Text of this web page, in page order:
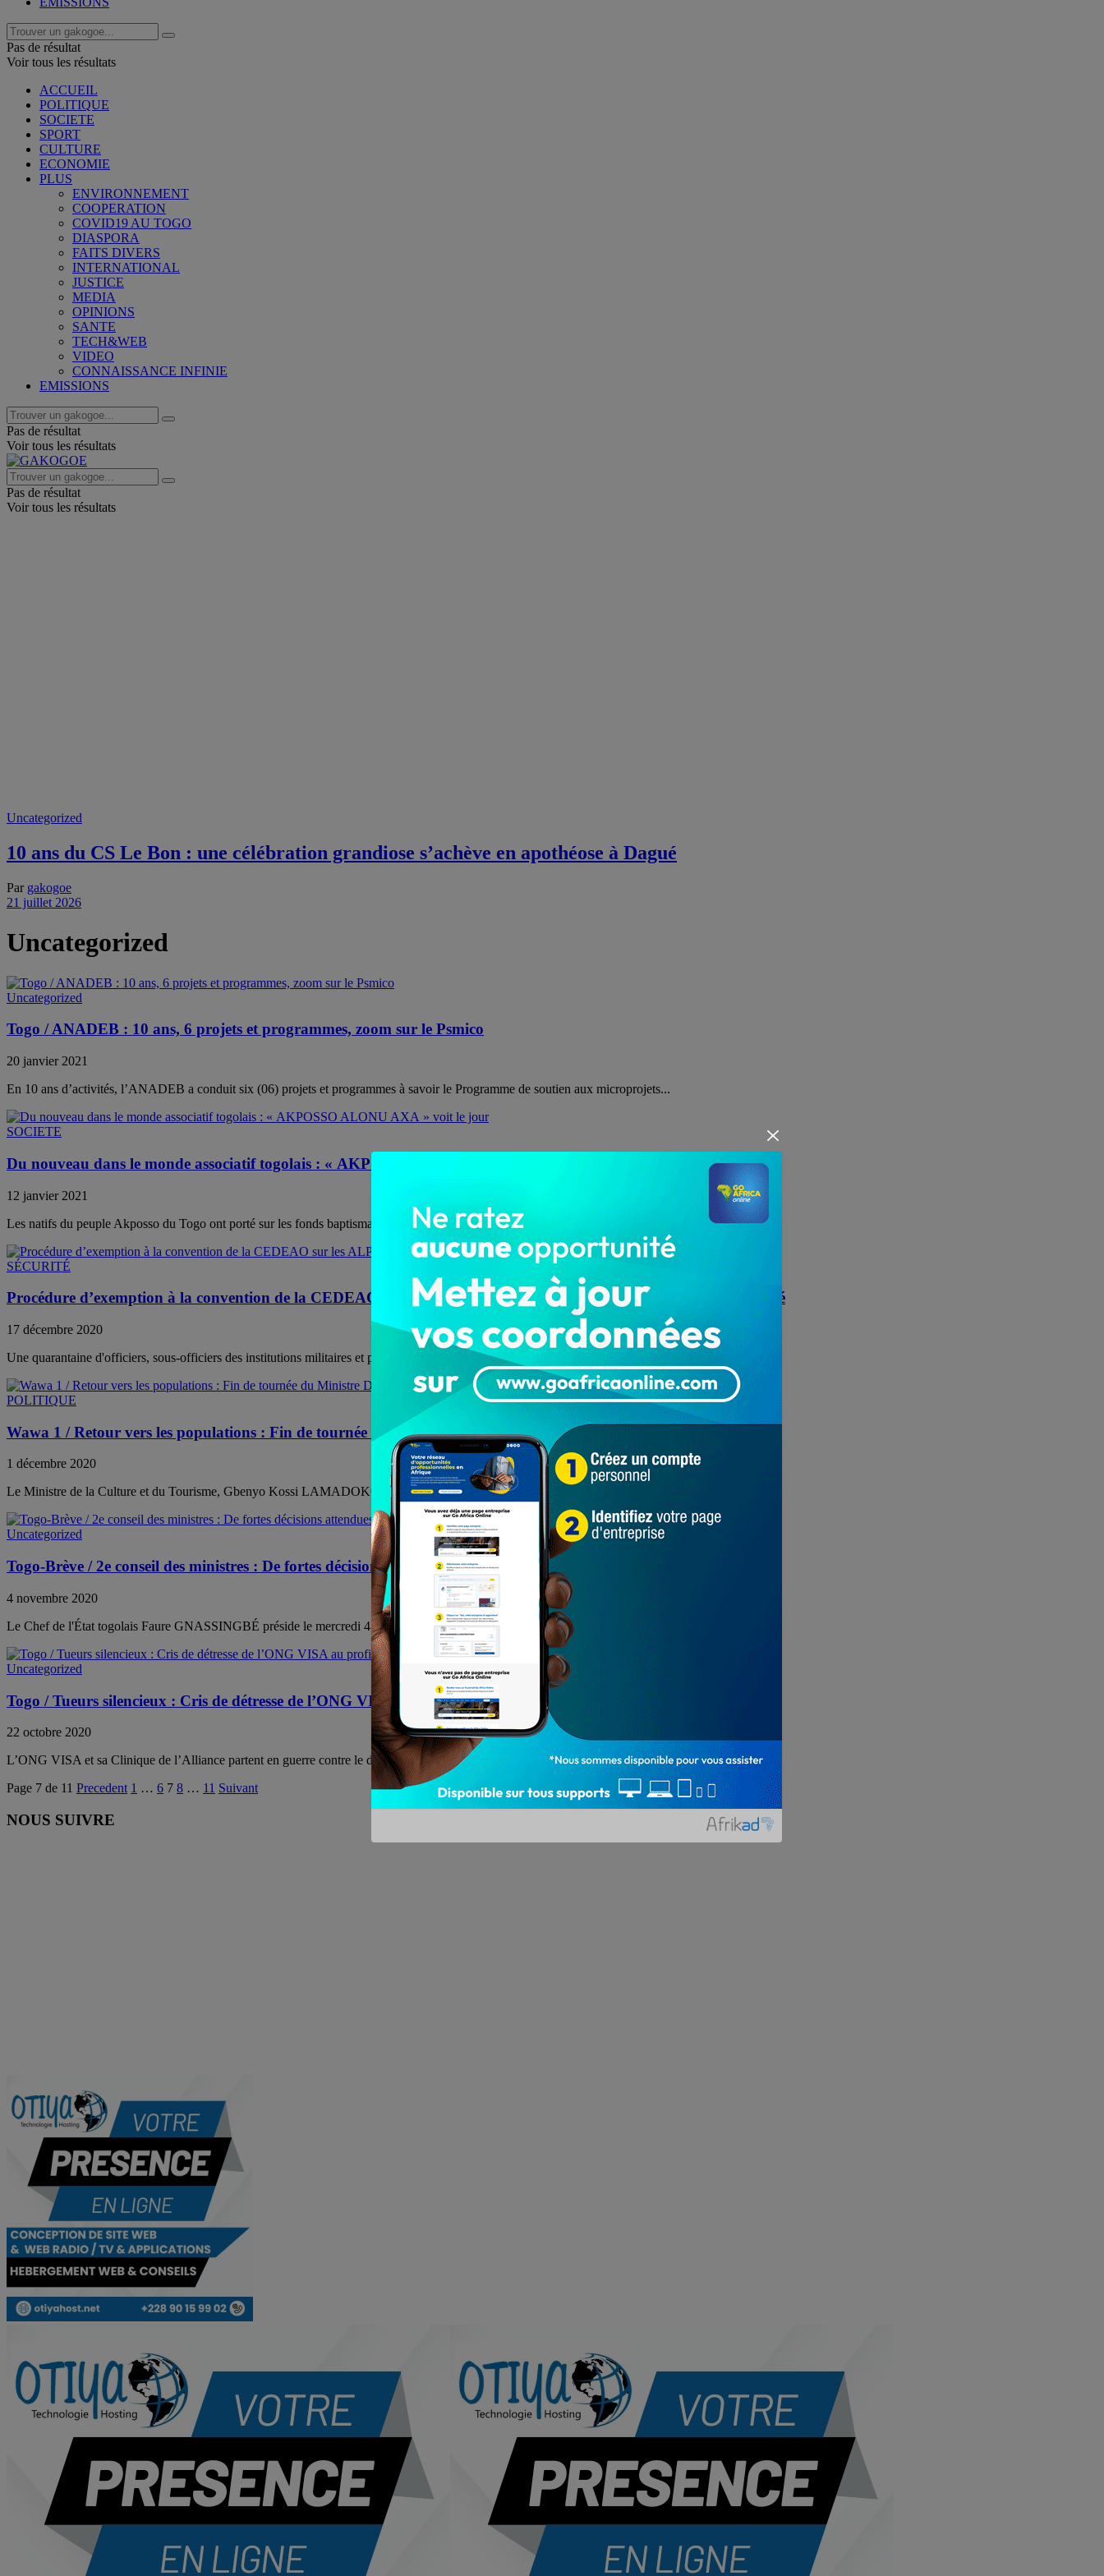
Pas de résultat
Voir tous les résultats
ACCUEIL
POLITIQUE
SOCIETE
SPORT
CULTURE
ECONOMIE
PLUS
ENVIRONNEMENT
COOPERATION
COVID19 AU TOGO
DIASPORA
FAITS DIVERS
INTERNATIONAL
JUSTICE
MEDIA
OPINIONS
SANTE
TECH&WEB
VIDEO
CONNAISSANCE INFINIE
EMISSIONS
Pas de résultat
Voir tous les résultats
Pas de résultat
Voir tous les résultats
Uncategorized
10 ans du CS Le Bon : une célébration grandiose s’achève en apothéose à Dagué
Par gakogoe
21 juillet 2026
Uncategorized
Uncategorized
Togo / ANADEB : 10 ans, 6 projets et programmes, zoom sur le Psmico
20 janvier 2021
En 10 ans d’activités, l’ANADEB a conduit six (06) projets et programmes à savoir le Programme de soutien aux microprojets...
SOCIETE
Du nouveau dans le monde associatif togolais : « AKPOSSO ALONU AXA » voit le jour
12 janvier 2021
Les natifs du peuple Akposso du Togo ont porté sur les fonds baptismaux ce dimanche 10 janvier 2021, une association...
SÉCURITÉ
Procédure d’exemption à la convention de la CEDEAO sur les ALPC: Les forces armées togolaises en atelier à Lomé
17 décembre 2020
Une quarantaine d'officiers, sous-officiers des institutions militaires et paramilitaires du Togo prennent part depuis ce mercredi 16 décembre 2020, à...
POLITIQUE
Wawa 1 / Retour vers les populations : Fin de tournée du Ministre Dr LAMADOKOU
1 décembre 2020
Le Ministre de la Culture et du Tourisme, Gbenyo Kossi LAMADOKOU, a achevé sa tournée de remerciements dans la préfecture...
Uncategorized
Togo-Brève / 2e conseil des ministres : De fortes décisions attendues
4 novembre 2020
Le Chef de l'État togolais Faure GNASSINGBÉ préside le mercredi 4 novembre 2020 à Lomé, le 2e conseil des ministres...
Uncategorized
Togo / Tueurs silencieux : Cris de détresse de l’ONG VISA au profit des jeunes enfants diabétiques
22 octobre 2020
L’ONG VISA et sa Clinique de l’Alliance partent en guerre contre le diabète. Surnommé « les tueurs silencieux », le...
Page 7 de 11 Precedent 1 … 6 7 8 … 11 Suivant
NOUS SUIVRE